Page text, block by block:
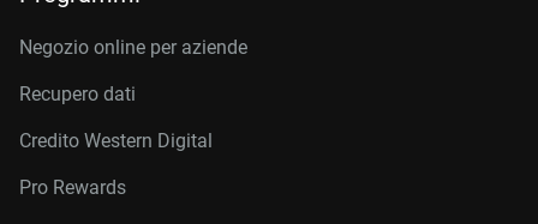
Negozio online per aziende
Recupero dati
Credito Western Digital
Pro Rewards